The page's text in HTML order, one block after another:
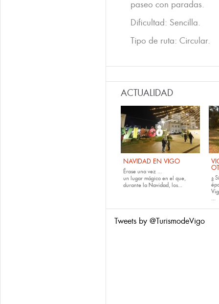
paseo con paradas.
Dificultad: Sencilla.
Tipo de ruta: Circular.
ACTUALIDAD
NAVIDAD EN VIGO
Érase una vez ...
un lugar mágico en el que,
durante la Navidad, los...
¿
...
Tweets by @TurismodeVigo